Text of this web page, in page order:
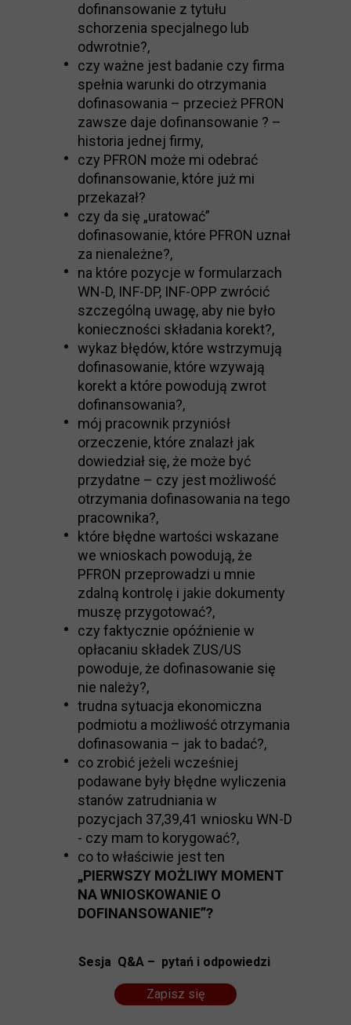
Zapisz się
dofinansowanie z tytułu
schorzenia specjalnego lub
odwrotnie?,
czy ważne jest badanie czy firma
spełnia warunki do otrzymania
dofinasowania – przecież PFRON
zawsze daje dofinansowanie ? –
historia jednej firmy,
czy PFRON może mi odebrać
dofinansowanie, które już mi
przekazał?
czy da się „uratować”
dofinasowanie, które PFRON uznał
za nienależne?,
na które pozycje w formularzach
WN-D, INF-DP, INF-OPP zwrócić
szczególną uwagę, aby nie było
konieczności składania korekt?,
wykaz błędów, które wstrzymują
dofinasowanie, które wzywają
korekt a które powodują zwrot
dofinansowania?,
mój pracownik przyniósł
orzeczenie, które znalazł jak
dowiedział się, że może być
przydatne – czy jest możliwość
otrzymania dofinasowania na tego
pracownika?,
które błędne wartości wskazane
we wnioskach powodują, że
PFRON przeprowadzi u mnie
zdalną kontrolę i jakie dokumenty
muszę przygotować?,
czy faktycznie opóźnienie w
opłacaniu składek ZUS/US
powoduje, że dofinasowanie się
nie należy?,
trudna sytuacja ekonomiczna
podmiotu a możliwość otrzymania
dofinasowania – jak to badać?,
co zrobić jeżeli wcześniej
podawane były błędne wyliczenia
stanów zatrudniania w
pozycjach 37,39,41 wniosku WN-D
- czy mam to korygować?,
co to właściwie jest ten
„PIERWSZY MOŻLIWY MOMENT
NA WNIOSKOWANIE O
DOFINANSOWANIE”?
Sesja Q&A – pytań i odpowiedzi